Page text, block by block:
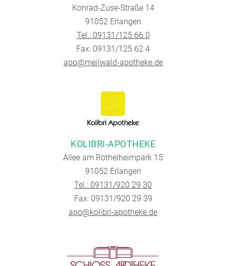
Konrad-Zuse-Straße 14
91052 Erlangen
Tel.: 09131/125 66 0
Fax: 09131/125 62 4
apo@meilwald-apotheke.de
KOLIBRI-APOTHEKE
Allee am Röthelheimpark 15
91052 Erlangen
Tel.: 09131/920 29 30
Fax: 09131/920 29 39
apo@kolibri-apotheke.de